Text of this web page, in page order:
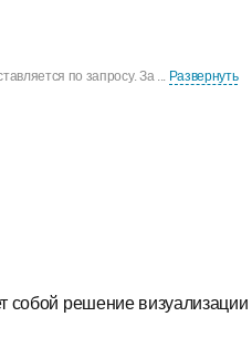
собой решение
по запросу. За ... Развернуть